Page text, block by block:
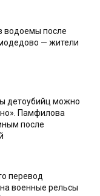
водоемы после
— жители
детоубийц можно
Памфилова
после
перевод
военные рельсы